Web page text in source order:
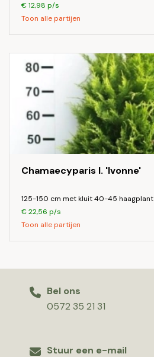
€ 12,98 p/s
Toon alle partijen
Chamaecyparis l. 'Ivonne'
125-150 cm met kluit 40-45 haagplant
€ 22,56 p/s
Toon alle partijen
Bel ons
0572 35 21 31
Stuur een e-mail